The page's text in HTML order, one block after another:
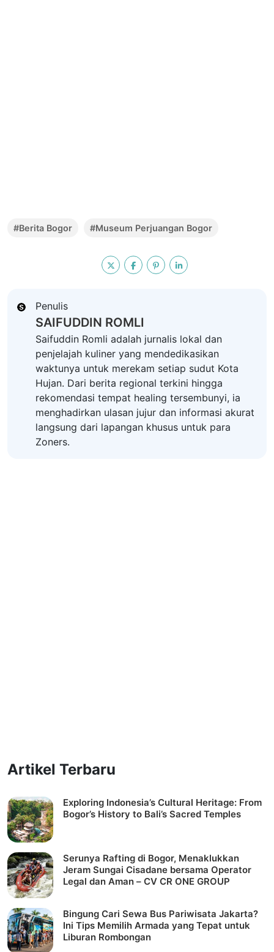
#Berita Bogor #Museum Perjuangan Bogor
Penulis
SAIFUDDIN ROMLI
Saifuddin Romli adalah jurnalis lokal dan
penjelajah kuliner yang mendedikasikan
waktunya untuk merekam setiap sudut Kota
Hujan. Dari berita regional terkini hingga
rekomendasi tempat healing tersembunyi, ia
menghadirkan ulasan jujur dan informasi akurat
langsung dari lapangan khusus untuk para
Zoners.
Artikel Terbaru
Exploring Indonesia’s Cultural Heritage: From
Bogor’s History to Bali’s Sacred Temples
Serunya Rafting di Bogor, Menaklukkan
Jeram Sungai Cisadane bersama Operator
Legal dan Aman – CV CR ONE GROUP
Bingung Cari Sewa Bus Pariwisata Jakarta?
Ini Tips Memilih Armada yang Tepat untuk
Liburan Rombongan